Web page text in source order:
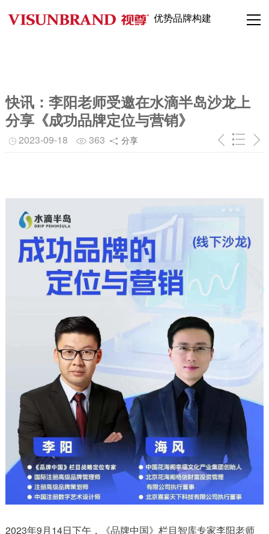
优势品牌构建
快讯：李阳老师受邀在水滴半岛沙龙上
分享《成功品牌定位与营销》
2023-09-18 363 分享
2023年9月14日下午，《品牌中国》栏目智库专家李阳老师